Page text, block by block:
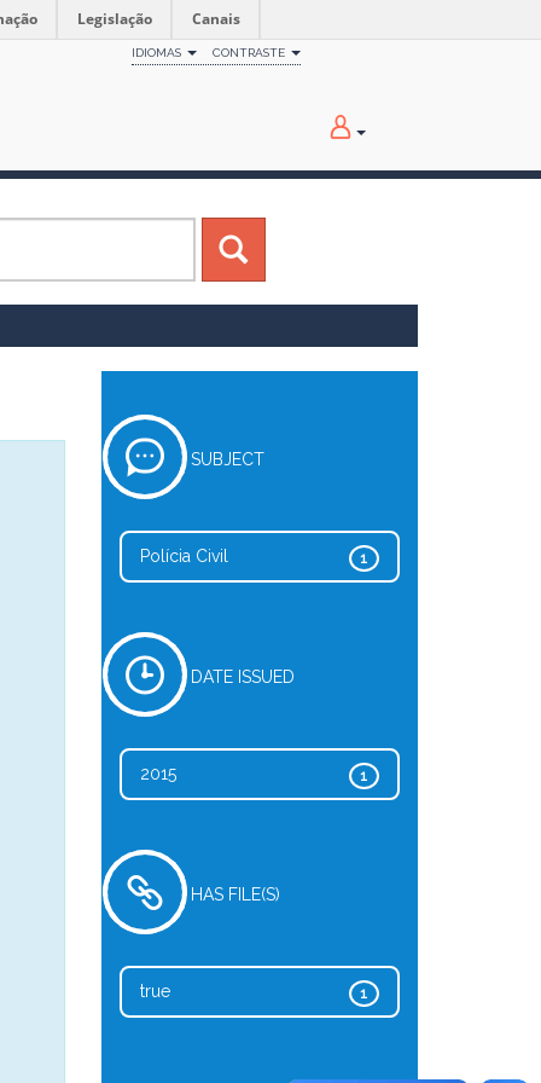
Legislação Canais
IDIOMAS CONTRASTE
SUBJECT
1
Polícia Civil
DATE ISSUED
1
2015
HAS FILE(S)
1
true